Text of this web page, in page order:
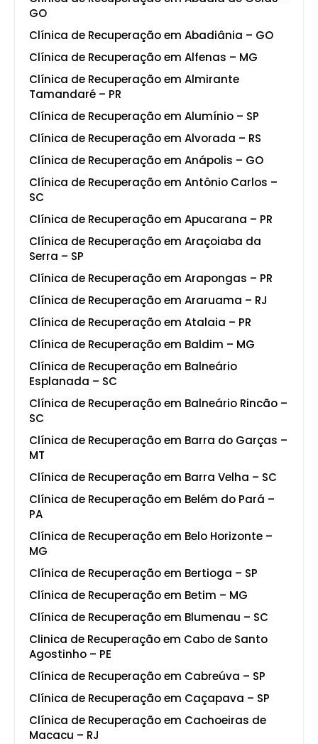
GO
Clínica de Recuperação em Abadiânia – GO
Clínica de Recuperação em Alfenas – MG
Clínica de Recuperação em Almirante
Tamandaré – PR
Clínica de Recuperação em Alumínio – SP
Clínica de Recuperação em Alvorada – RS
Clínica de Recuperação em Anápolis – GO
Clínica de Recuperação em Antônio Carlos –
SC
Clínica de Recuperação em Apucarana – PR
Clínica de Recuperação em Araçoiaba da
Serra – SP
Clínica de Recuperação em Arapongas – PR
Clínica de Recuperação em Araruama – RJ
Clínica de Recuperação em Atalaia – PR
Clínica de Recuperação em Baldim – MG
Clínica de Recuperação em Balneário
Esplanada – SC
Clínica de Recuperação em Balneário Rincão –
SC
Clínica de Recuperação em Barra do Garças –
MT
Clínica de Recuperação em Barra Velha – SC
Clínica de Recuperação em Belém do Pará –
PA
Clínica de Recuperação em Belo Horizonte –
MG
Clínica de Recuperação em Bertioga – SP
Clínica de Recuperação em Betim – MG
Clínica de Recuperação em Blumenau – SC
Clinica de Recuperação em Cabo de Santo
Agostinho – PE
Clínica de Recuperação em Cabreúva – SP
Clínica de Recuperação em Caçapava – SP
Clínica de Recuperação em Cachoeiras de
Macacu – RJ